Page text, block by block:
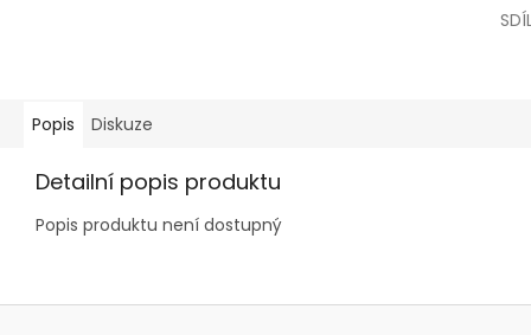
Popis Diskuze
Detailní popis produktu
Popis produktu není dostupný
Z